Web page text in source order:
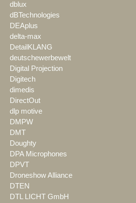
dblux
dBTechnologies
DEAplus
delta-max
DetailKLANG
deutschewerbewelt
Digital Projection
Digitech
dimedis
DirectOut
dlp motive
DMPW
DMT
Doughty
DPA Microphones
DPVT
Droneshow Alliance
DTEN
DTL LICHT GmbH